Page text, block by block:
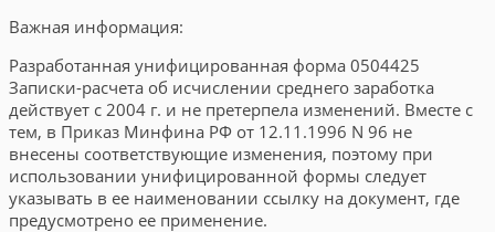
Важная информация:
Разработанная унифицированная форма 0504425
Записки-расчета об исчислении среднего заработка
действует с 2004 г. и не претерпела изменений. Вместе с
тем, в Приказ Минфина РФ от 12.11.1996 N 96 не
внесены соответствующие изменения, поэтому при
использовании унифицированной формы следует
указывать в ее наименовании ссылку на документ, где
предусмотрено ее применение.